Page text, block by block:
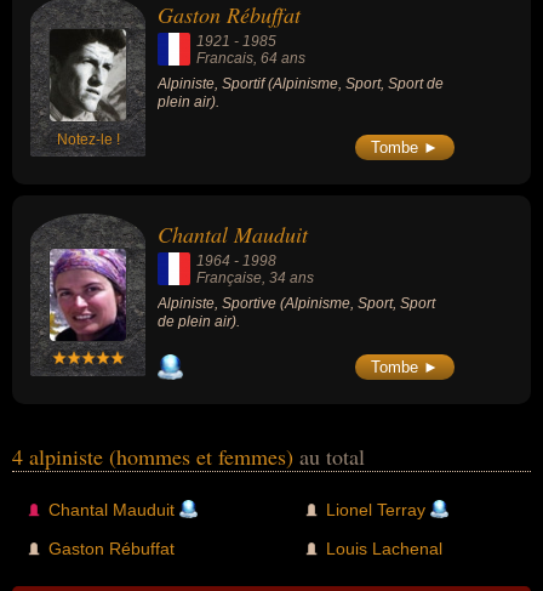
Notez-le !
Gaston Rébuffat
1921 - 1985
Francais, 64 ans
Alpiniste, Sportif (Alpinisme, Sport, Sport de
plein air).
Tombe ►
Chantal Mauduit
1964 - 1998
Française , 34 ans
Alpiniste, Sportive (Alpinisme, Sport, Sport
de plein air).
Tombe ►
4 alpiniste (hommes et femmes) au total
Chantal Mauduit
Gaston Rébuffat
Lionel Terray
Louis Lachenal